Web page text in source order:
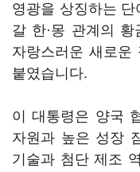
영광을 상징하는
갈 한·몽 관계의 황
자랑스러운 새로운
붙였습니다.
이 대통령은 양국
자원과 높은 성장
기술과 첨단 제조